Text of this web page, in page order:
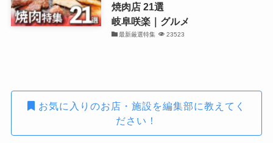
焼肉店 21選
岐阜咲楽｜グルメ
最新厳選特集 23523
お気に入りのお店・施設を編集部に教えてく
ださい！